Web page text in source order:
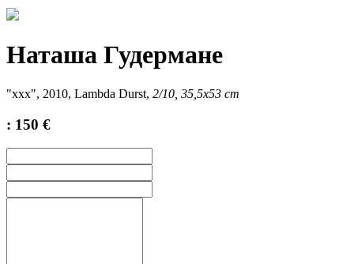
Наташа Гудермане
"xxx", 2010, Lambda Durst, 2/10, 35,5x53 cm
: 150 €